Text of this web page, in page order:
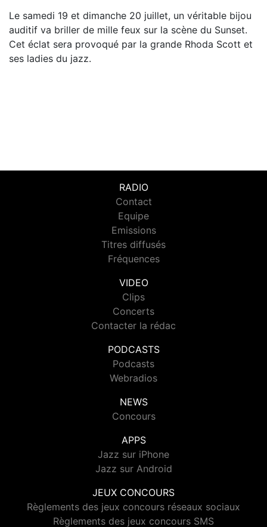
Le samedi 19 et dimanche 20 juillet, un véritable bijou
auditif va briller de mille feux sur la scène du Sunset.
Cet éclat sera provoqué par la grande Rhoda Scott et
ses ladies du jazz.
RADIO
Contact
Equipe
Emissions
Titres diffusés
Fréquences
VIDEO
Clips
Concerts
Contacter la rédac
PODCASTS
Podcasts
Webradios
NEWS
Concours
APPS
Jazz sur iPhone
Jazz sur Android
JEUX CONCOURS
Règlements des jeux concours réseaux sociaux
Règlements des jeux concours SMS